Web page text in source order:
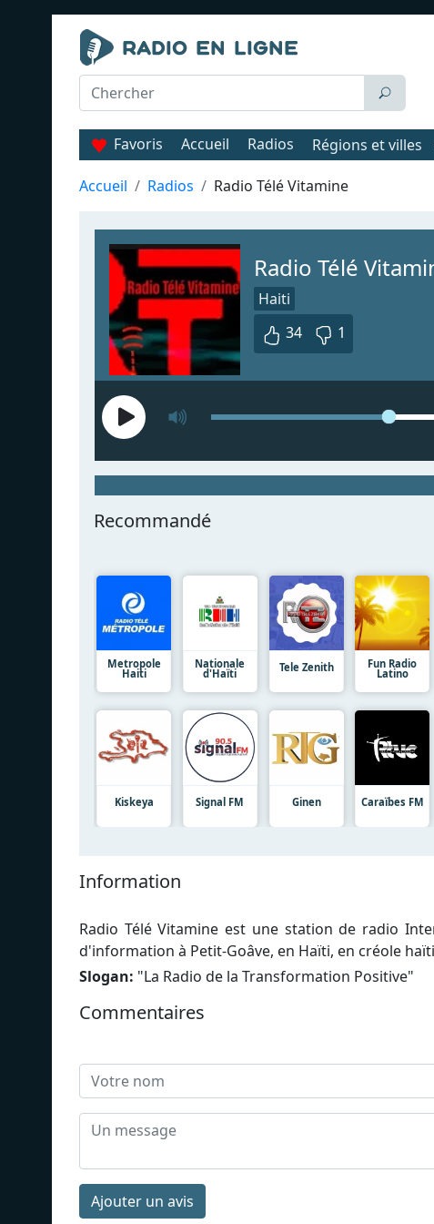
Favoris Accueil Radios Régions et villes
Accueil Radios Radio Télé Vitamine
Radio Télé
Haiti
34
1
Recommandé
Metropole
Haiti
Nationale
d'Haïti Tele Zenith Fun Radio
Latino
Kiskeya Signal FM Ginen Caraïbes FM
Information
Radio Télé Vitamine est une station de radio
d'information à Petit-Goâve, en Haïti, en créole
Slogan: "La Radio de la Transformation Positive"
Commentaires
Ajouter un avis